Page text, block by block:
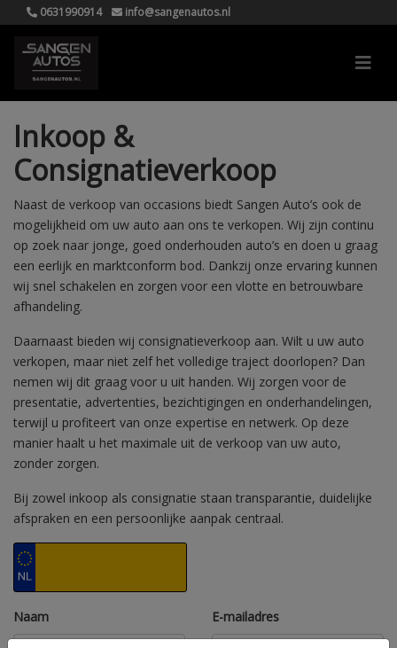
0631990914 info@sangenautos.nl
Inkoop &
Consignatieverkoop
Naast de verkoop van occasions biedt Sangen Auto’s ook de
mogelijkheid om uw auto aan ons te verkopen. Wij zijn continu
op zoek naar jonge, goed onderhouden auto’s en doen u graag
een eerlijk en marktconform bod. Dankzij onze ervaring kunnen
wij snel schakelen en zorgen voor een vlotte en betrouwbare
afhandeling.
Daarnaast bieden wij consignatieverkoop aan. Wilt u uw auto
verkopen, maar niet zelf het volledige traject doorlopen? Dan
nemen wij dit graag voor u uit handen. Wij zorgen voor de
presentatie, advertenties, bezichtigingen en onderhandelingen,
terwijl u profiteert van onze expertise en netwerk. Op deze
manier haalt u het maximale uit de verkoop van uw auto,
zonder zorgen.
Bij zowel inkoop als consignatie staan transparantie, duidelijke
afspraken en een persoonlijke aanpak centraal.
Naam E-mailadres